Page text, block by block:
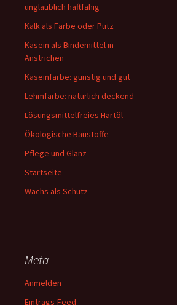
unglaublich haftfähig
Kalk als Farbe oder Putz
Kasein als Bindemittel in
Anstrichen
Kaseinfarbe: günstig und gut
Lehmfarbe: natürlich deckend
Lösungsmittelfreies Hartöl
Ökologische Baustoffe
Pflege und Glanz
Startseite
Wachs als Schutz
Meta
Anmelden
Eintrags-Feed